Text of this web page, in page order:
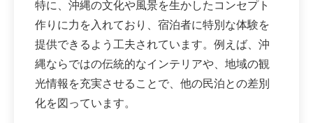
特に、沖縄の文化や風景を生かしたコンセプト
作りに力を入れており、宿泊者に特別な体験を
提供できるよう工夫されています。例えば、沖
縄ならではの伝統的なインテリアや、地域の観
光情報を充実させることで、他の民泊との差別
化を図っています。